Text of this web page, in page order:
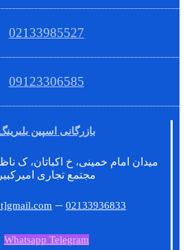
02133985527
09123306585
بازرگانی اسپین
میدان امام خمینی، خ اکباتان، ک
مجتمع تجاری امیرکبیر
–02133936833
Whatsapp Telegram